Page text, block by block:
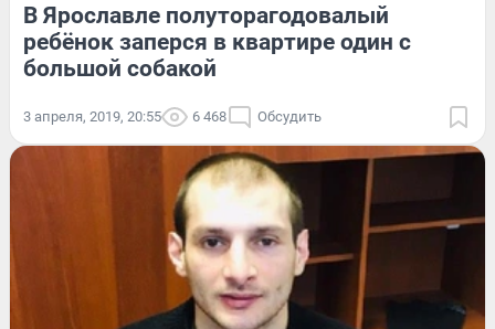
В Ярославле полуторагодовалый
ребёнок заперся в квартире один с
большой собакой
3 апреля, 2019, 20:55 6 468 Обсудить